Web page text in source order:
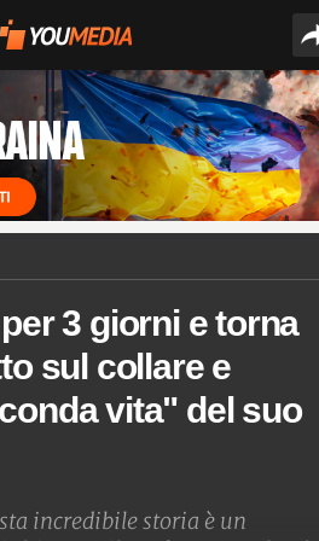
3 giorni e torna
sul collare e
vita" del suo
incredibile storia è un